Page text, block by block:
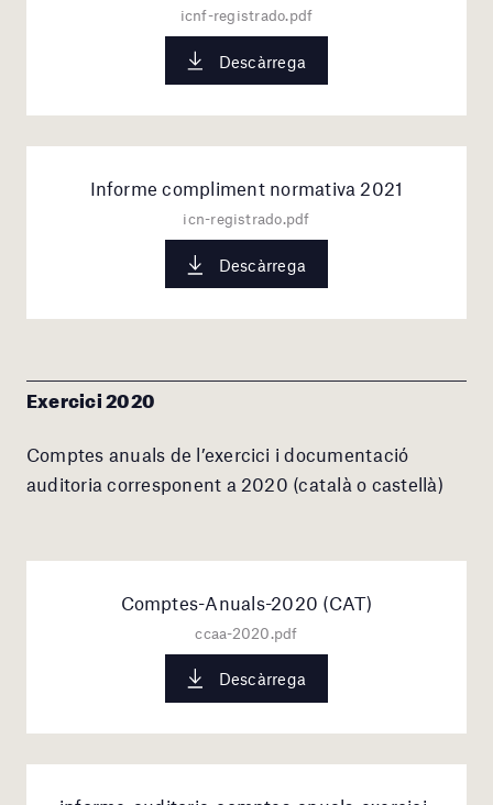
icnf-registrado.pdf
Descàrrega
Informe compliment normativa 2021
icn-registrado.pdf
Descàrrega
Exercici 2020
Comptes anuals de l’exercici i documentació
auditoria corresponent a 2020 (català o castellà)
Comptes-Anuals-2020 (CAT)
ccaa-2020.pdf
Descàrrega